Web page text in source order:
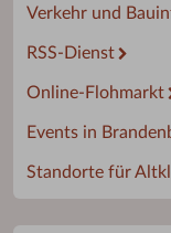
Verkehr und
RSS-Dienst
Online-Flohmarkt
Events in
Standorte für